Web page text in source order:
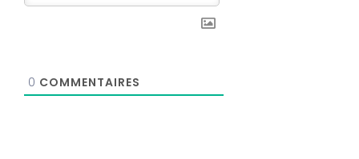
0 COMMENTAIRES